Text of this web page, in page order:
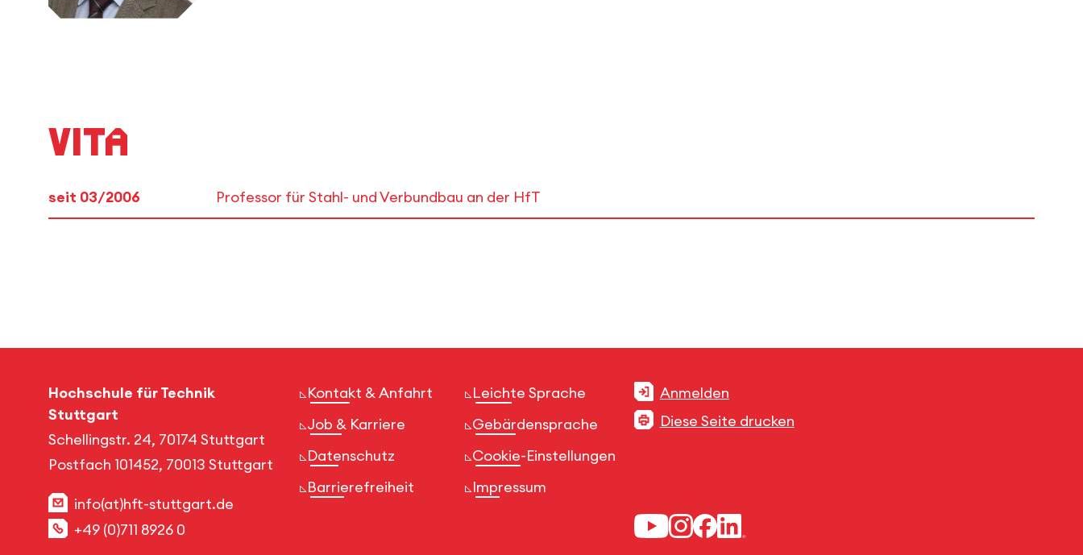
Vita
seit 03/2006 Professor für Stahl- und Verbundbau an der HfT
Hochschule für Technik
Stuttgart
Schellingstr. 24, 70174 Stuttgart
Postfach 101452, 70013 Stuttgart
info(at)hft-stuttgart.de
+49 (0)711 8926 0
Kontakt & Anfahrt
Job & Karriere
Datenschutz
Barrierefreiheit
Leichte Sprache
Gebärdensprache
Cookie-Einstellungen
Impressum
Anmelden
Diese Seite drucken